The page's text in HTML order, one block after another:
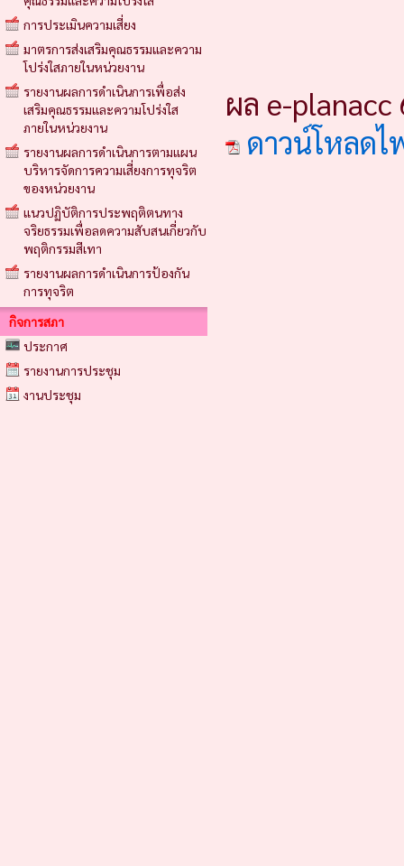
การประเมินความเสี่ยง
มาตรการส่งเสริมคุณธรรมและความ
โปร่งใสภายในหน่วยงาน
รายงานผลการดำเนินการเพื่อส่ง
เสริมคุณธรรมและความโปร่งใส
ภายในหน่วยงาน
รายงานผลการดำเนินการตามแผน
บริหารจัดการความเสี่ยงการทุจริต
ของหน่วยงาน
แนวปฏิบัติการประพฤติตนทาง
จริยธรรมเพื่อลดความสับสนเกี่ยวกับ
พฤติกรรมสีเทา
รายงานผลการดำเนินการป้องกัน
การทุจริต
กิจการสภา
ประกาศ
รายงานการประชุม
งานประชุม
ผล e-planacc
ดาวน์โหลด